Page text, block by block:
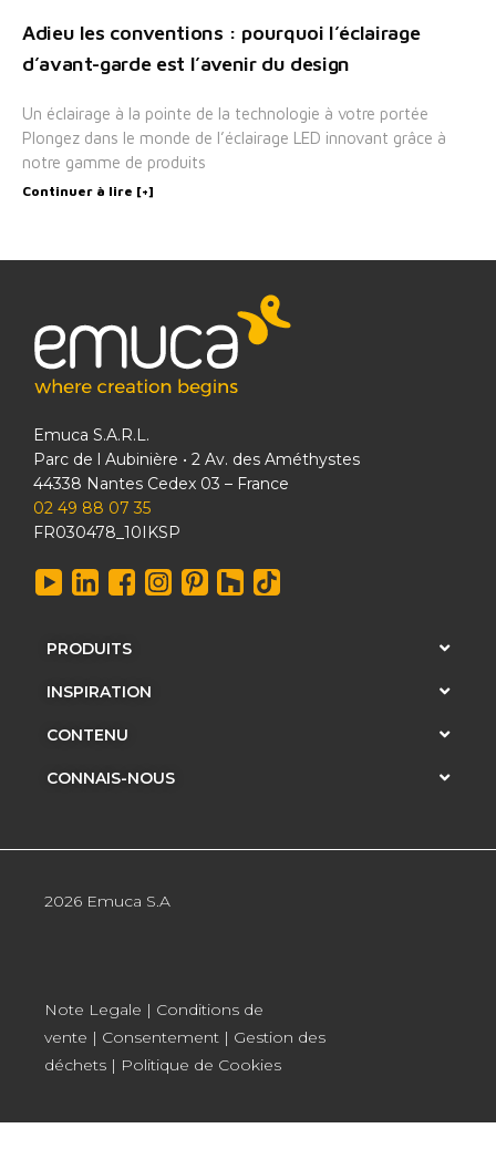
Adieu les conventions : pourquoi l’éclairage
d’avant-garde est l’avenir du design
Un éclairage à la pointe de la technologie à votre portée
Plongez dans le monde de l’éclairage LED innovant grâce à
notre gamme de produits
Continuer à lire [+]
Emuca S.A.R.L.
Parc de l Aubinière • 2 Av. des Améthystes
44338 Nantes Cedex 03 – France
02 49 88 07 35
FR030478_10IKSP
PRODUITS
INSPIRATION
CONTENU
CONNAIS-NOUS
2026 Emuca S.A
Note Legale | Conditions de
vente | Consentement | Gestion des
déchets | Politique de Cookies